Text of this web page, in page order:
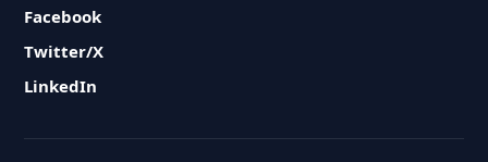
Facebook
Twitter/X
LinkedIn